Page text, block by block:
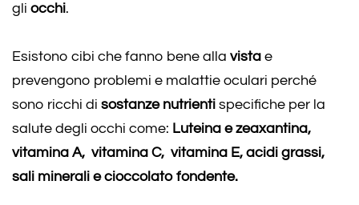
gli occhi.
Esistono cibi che fanno bene alla vista e
prevengono problemi e malattie oculari perché
sono ricchi di sostanze nutrienti specifiche per la
salute degli occhi come: Luteina e zeaxantina,
vitamina A, vitamina C, vitamina E, acidi grassi,
sali minerali e cioccolato fondente.